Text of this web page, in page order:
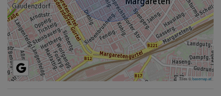
Tiles ©basemap.at